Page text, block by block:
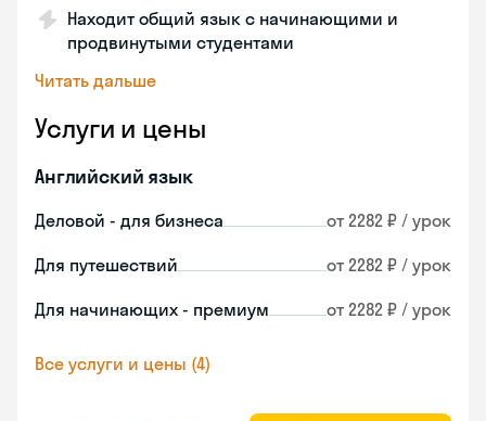
Находит общий язык с начинающими и
продвинутыми студентами
Читать дальше
Услуги и цены
Английский язык
Деловой - для бизнеса от 2282 ₽ / урок
Для путешествий от 2282 ₽ / урок
Для начинающих - премиум от 2282 ₽ / урок
Все услуги и цены (4)